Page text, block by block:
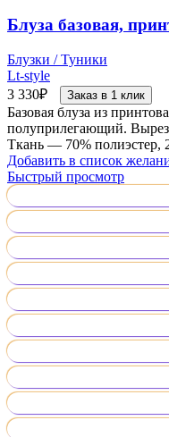
Блуза базовая,
Блузки / Туники
Lt-style
3 330₽ Заказ в 1 клик
Базовая блуза из
полуприлегающий.
Ткань — 70% полиэстер,
Добавить в список
Быстрый просмотр